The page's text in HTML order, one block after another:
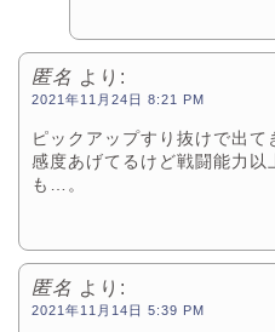
匿名 より:
2021年11月24日 8:21 PM
ピックアップすり抜けで出
感度あげてるけど戦闘能力
も…。
匿名 より:
2021年11月14日 5:39 PM